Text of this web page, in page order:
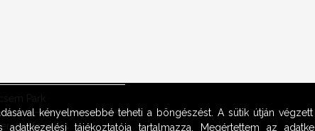
kényelmesebbé teheti a böngészést. A sütik útján
tájékoztatója tartalmazza. Megértettem az